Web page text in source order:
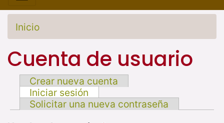
Inicio
Cuenta de usuario
Crear nueva cuenta
Iniciar sesión
Solicitar una nueva contraseña